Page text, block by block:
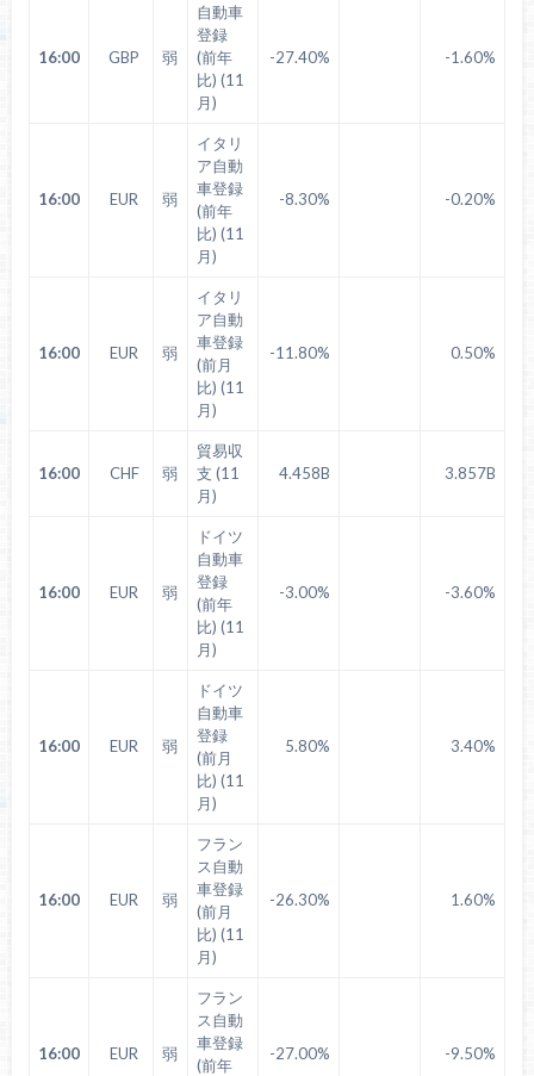
16:00 GBP 弱
自動車
登録
(前年
比) (11
月)
-27.40% -1.60%
16:00 EUR 弱
イタリ
ア自動
車登録
(前年
比) (11
月)
-8.30% -0.20%
16:00 EUR 弱
イタリ
ア自動
車登録
(前月
比) (11
月)
-11.80% 0.50%
16:00 CHF 弱
貿易収
支 (11
月)
4.458B 3.857B
16:00 EUR 弱
ドイツ
自動車
登録
(前年
比) (11
月)
-3.00% -3.60%
16:00 EUR 弱
ドイツ
自動車
登録
(前月
比) (11
月)
5.80% 3.40%
16:00 EUR 弱
フラン
ス自動
車登録
(前月
比) (11
月)
-26.30% 1.60%
16:00 EUR 弱
フラン
ス自動
車登録
(前年
-27.00% -9.50%